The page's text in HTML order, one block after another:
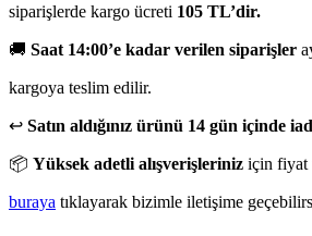
siparişlerde kargo ücreti 105 TL’dir.
🚚 Saat 14:00’e kadar verilen siparişler
kargoya teslim edilir.
↩️ Satın aldığınız ürünü 14 gün içinde
📦 Yüksek adetli alışverişleriniz için fiyat
buraya tıklayarak bizimle iletişime